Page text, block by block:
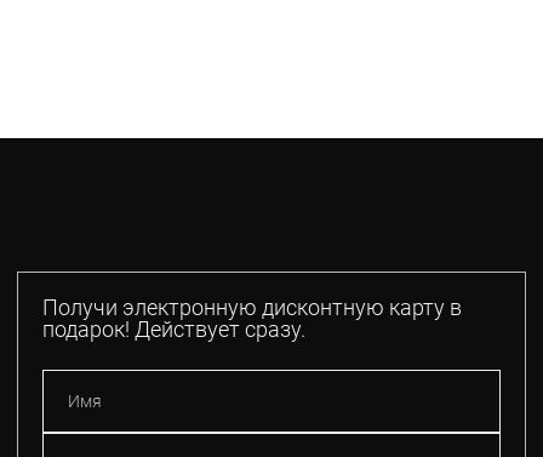
Получи электронную дисконтную карту в
подарок! Действует сразу.